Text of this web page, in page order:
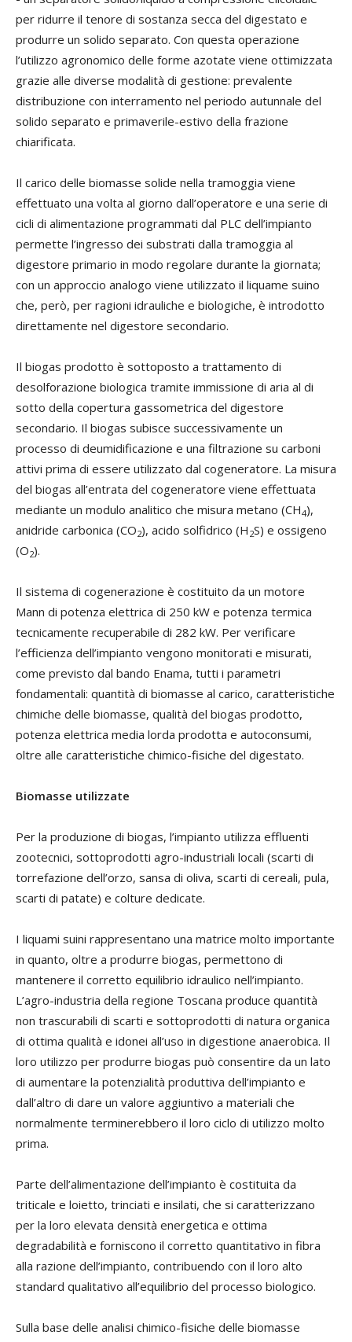
per ridurre il tenore di sostanza secca del digestato e
produrre un solido separato. Con questa operazione
l’utilizzo agronomico delle forme azotate viene ottimizzata
grazie alle diverse modalità di gestione: prevalente
distribuzione con interramento nel periodo autunnale del
solido separato e primaverile-estivo della frazione
chiarificata.
Il carico delle biomasse solide nella tramoggia viene
effettuato una volta al giorno dall’operatore e una serie di
cicli di alimentazione programmati dal PLC dell’impianto
permette l’ingresso dei substrati dalla tramoggia al
digestore primario in modo regolare durante la giornata;
con un approccio analogo viene utilizzato il liquame suino
che, però, per ragioni idrauliche e biologiche, è introdotto
direttamente nel digestore secondario.
Il biogas prodotto è sottoposto a trattamento di
desolforazione biologica tramite immissione di aria al di
sotto della copertura gassometrica del digestore
secondario. Il biogas subisce successivamente un
processo di deumidificazione e una filtrazione su carboni
attivi prima di essere utilizzato dal cogeneratore. La misura
del biogas all’entrata del cogeneratore viene effettuata
mediante un modulo analitico che misura metano (CH4),
anidride carbonica (CO2), acido solfidrico (H 2S) e ossigeno
(O2).
Il sistema di cogenerazione è costituito da un motore
Mann di potenza elettrica di 250 kW e potenza termica
tecnicamente recuperabile di 282 kW. Per verificare
l’efficienza dell’impianto vengono monitorati e misurati,
come previsto dal bando Enama, tutti i parametri
fondamentali: quantità di biomasse al carico, caratteristiche
chimiche delle biomasse, qualità del biogas prodotto,
potenza elettrica media lorda prodotta e autoconsumi,
oltre alle caratteristiche chimico-fisiche del digestato.
Biomasse utilizzate
Per la produzione di biogas, l’impianto utilizza effluenti
zootecnici, sottoprodotti agro-industriali locali (scarti di
torrefazione dell’orzo, sansa di oliva, scarti di cereali, pula,
scarti di patate) e colture dedicate.
I liquami suini rappresentano una matrice molto importante
in quanto, oltre a produrre biogas, permettono di
mantenere il corretto equilibrio idraulico nell’impianto.
L’agro-industria della regione Toscana produce quantità
non trascurabili di scarti e sottoprodotti di natura organica
di ottima qualità e idonei all’uso in digestione anaerobica. Il
loro utilizzo per produrre biogas può consentire da un lato
di aumentare la potenzialità produttiva dell’impianto e
dall’altro di dare un valore aggiuntivo a materiali che
normalmente terminerebbero il loro ciclo di utilizzo molto
prima.
Parte dell’alimentazione dell’impianto è costituita da
triticale e loietto, trinciati e insilati, che si caratterizzano
per la loro elevata densità energetica e ottima
degradabilità e forniscono il corretto quantitativo in fibra
alla razione dell’impianto, contribuendo con il loro alto
standard qualitativo all’equilibrio del processo biologico.
Sulla base delle analisi chimico-fisiche delle biomasse